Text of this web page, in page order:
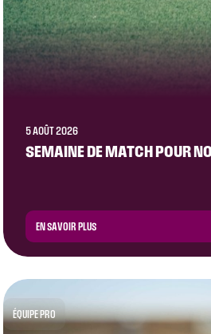
5 AOÛT 2026
SEMAINE DE MATCH POUR
EN SAVOIR PLUS
ÉQUIPE PRO